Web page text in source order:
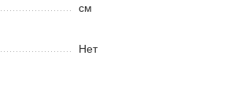
см
Нет